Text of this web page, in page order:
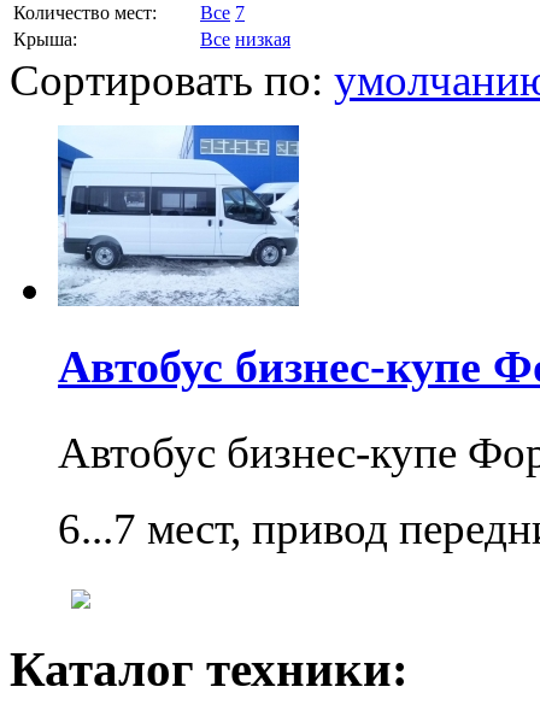
Количество мест:
Все 7
Крыша:
Все низкая
Сортировать по:
Автобус бизнес-купе
Автобус бизнес-купе
6...7 мест, привод
Каталог техники: